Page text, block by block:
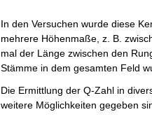
In den Versuchen wurde diese
mehrere Höhenmaße, z. B.
mal der Länge zwischen den
Stämme in dem gesamten Feld
Die Ermittlung der Q-Zahl in
weitere Möglichkeiten gegeben